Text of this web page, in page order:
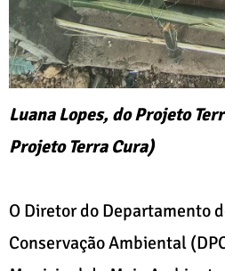
Luana Lopes, do Projeto
Projeto Terra Cura)
O Diretor do Departamento
Conservação Ambiental